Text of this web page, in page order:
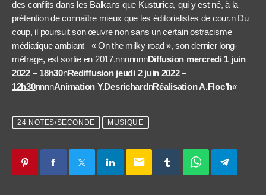
des conflits dans les Balkans que Kusturica, qui y est né, à la
prétention de connaître mieux que les éditorialistes de cour.n Du
coup, il poursuit son œuvre non sans un certain ostracisme
médiatique ambiant –« On the milky road », son dernier long-
métrage, est sortie en 2017.nnnnnnnDiffusion mercredi 1 juin
2022 – 18h30nRediffusion jeudi 2 juin 2022 –
12h30nnnnAnimation Y.DesrichardnRéalisation A.Floc’h«
24 NOTES/SECONDE MUSIQUE
email